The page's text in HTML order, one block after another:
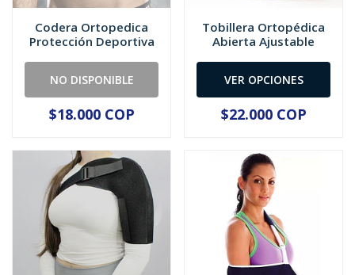
Codera Ortopedica
Protección Deportiva
NO DISPONIBLE
$18.000 COP
Tobillera Ortopédica
Abierta Ajustable
VER OPCIONES
$22.000 COP